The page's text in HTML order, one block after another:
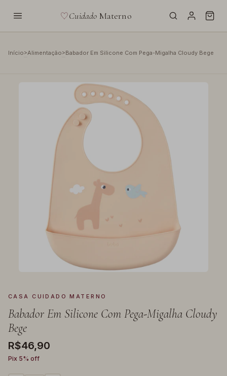
Cuidado Materno
Início>Alimentação>Babador Em Silicone Com Pega-Migalha Cloudy Bege
CASA CUIDADO MATERNO
Babador Em Silicone Com Pega-Migalha Cloudy
Bege
R$46,90
Pix 5% off